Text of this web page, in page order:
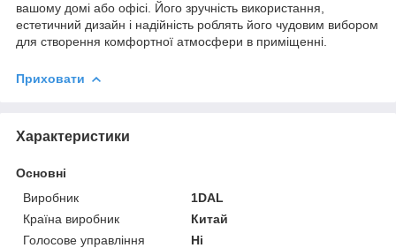
вашому домі або офісі. Його зручність використання,
естетичний дизайн і надійність роблять його чудовим вибором
для створення комфортної атмосфери в приміщенні.
Приховати
Характеристики
Основні
Виробник
1DAL
Країна виробник
Китай
Голосове управління
Ні